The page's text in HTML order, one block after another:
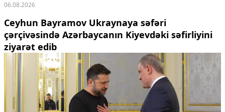
06.08.2026
Ceyhun Bayramov Ukraynaya səfəri
çərçivəsində Azərbaycanın Kiyevdəki səfirliyini
ziyarət edib